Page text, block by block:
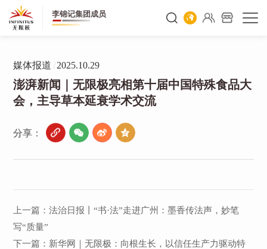
李锦记集团成员
媒体报道 /2025.10.29
澎湃新闻｜无限极亮相第十届中国特殊食品大
会，主导草本延衰学术交流
分享：
上一篇：法治日报丨“书·法”走进广州：墨香传法声，妙笔
写“质量”
下一篇： 新华网｜无限极：向根生长，以信任生产力驱动特